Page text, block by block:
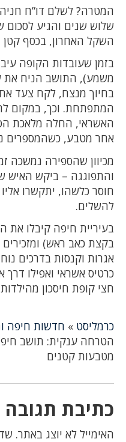
המטרה? לשלם דו”ח
השקל האחרון, בכסף קטן
בזמן שעובדות הקופה
משמע), התושב הניח את
בחיוך מנצח, לקח צעד
המתפתחת. וכך, במקום
האשראי, החלה מלאכת
אחר מטבע, כשהמספרים
מכיוון שהספירה נמשכה
והתפוגגה – ביקש האיש
חוסר כלשהו, יתקשרו
להשלים.
בעיריית חיפה קיבלו את
בקצת כאב ראש)
אגרות וקנסות בדרכים
כרטיס אשראי ואפילו דרך
חצי קופת חיסכון
כרמליסט » חדשות חיפה
הטרחה ענקית: תושב
מטבעות קטנים
כתיבת תגובה
האימייל לא יוצג באתר.